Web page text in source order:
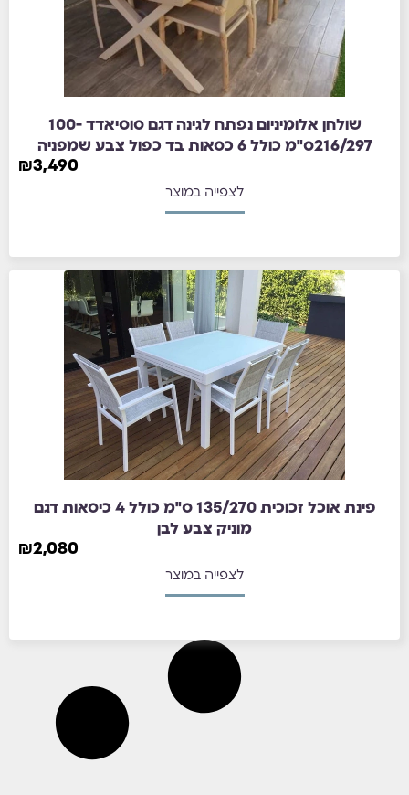
שולחן אלומיניום נפתח לגינה דגם סוסיאדד 100-
216/297ס"מ כולל 6 כסאות בד כפול צבע שמפניה
₪3,490
לצפייה במוצר
פינת אוכל זכוכית 135/270 ס"מ כולל 4 כיסאות דגם
מוניק צבע לבן
₪2,080
לצפייה במוצר